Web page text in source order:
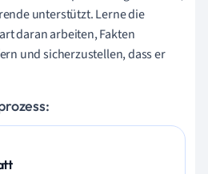
unterstützt. Lerne die
daran arbeiten, Fakten
und sicherzustellen, dass er